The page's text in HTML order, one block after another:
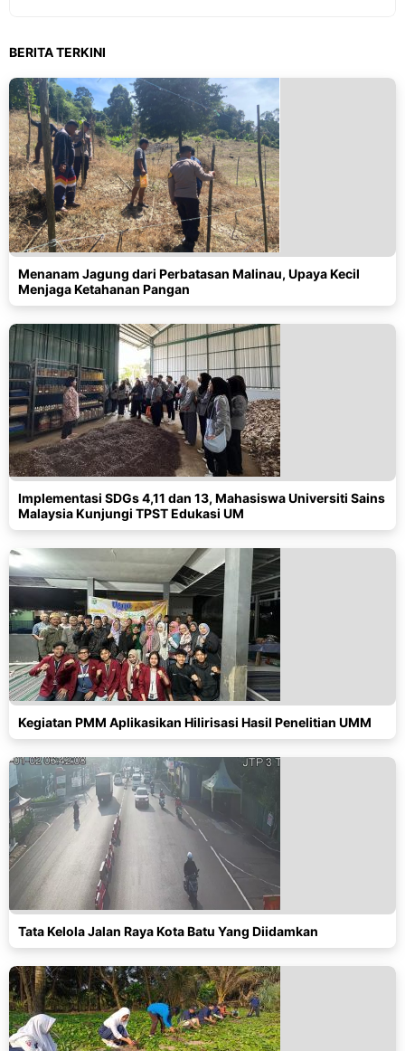
BERITA TERKINI
Menanam Jagung dari Perbatasan Malinau, Upaya Kecil
Menjaga Ketahanan Pangan
Implementasi SDGs 4,11 dan 13, Mahasiswa Universiti Sains
Malaysia Kunjungi TPST Edukasi UM
Kegiatan PMM Aplikasikan Hilirisasi Hasil Penelitian UMM
Tata Kelola Jalan Raya Kota Batu Yang Diidamkan